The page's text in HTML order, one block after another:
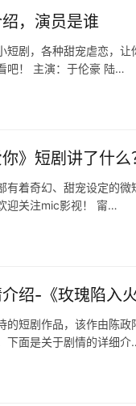
，演员是谁
短剧，各种甜宠虐恋，
吧！ 主演：于伦豪 陆…
》短剧讲了什
有着奇幻、甜宠设定的
迎关注mic影视！ 甯…
绍-《玫瑰陷入
的短剧作品，该作由陈
下面是关于剧情的详细介